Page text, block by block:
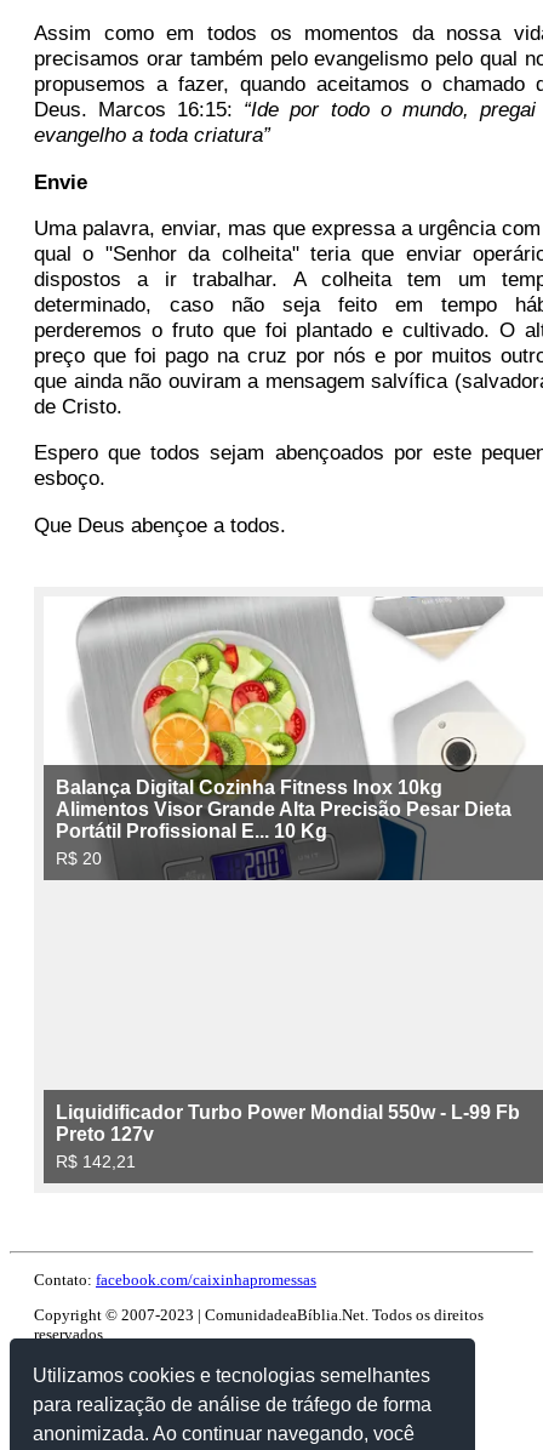
Utilizamos cookies e tecnologias semelhantes
para realização de análise de tráfego de forma
anonimizada. Ao continuar navegando, você
Assim como em todos os momentos da nossa
precisamos orar também pelo evangelismo pelo qual
propusemos a fazer, quando aceitamos o chamado
Deus. Marcos 16:15: “Ide por todo o mundo,
evangelho a toda criatura”
Envie
Uma palavra, enviar, mas que expressa a urgência
qual o "Senhor da colheita" teria que enviar
dispostos a ir trabalhar. A colheita tem um
determinado, caso não seja feito em tempo
perderemos o fruto que foi plantado e cultivado. O
preço que foi pago na cruz por nós e por muitos
que ainda não ouviram a mensagem salvífica
de Cristo.
Espero que todos sejam abençoados por este
esboço.
Que Deus abençoe a todos.
Contato: facebook.com/caixinhapromessas
Copyright © 2007-2023 | ComunidadeaBíblia.Net. Todos os direitos
reservados.